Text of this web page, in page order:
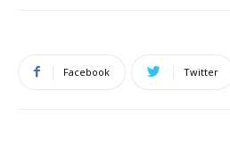
Facebook Twitter